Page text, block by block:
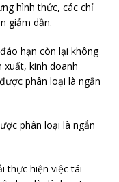
hình thức, các chỉ
giảm dần.
hạn còn lại không
xuất, kinh doanh
phân loại là ngắn
phân loại là ngắn
thực hiện việc tái